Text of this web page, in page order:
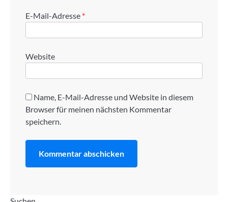
E-Mail-Adresse *
Website
Name, E-Mail-Adresse und Website in diesem
Browser für meinen nächsten Kommentar
speichern.